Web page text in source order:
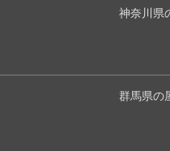
神奈川県
群馬県の